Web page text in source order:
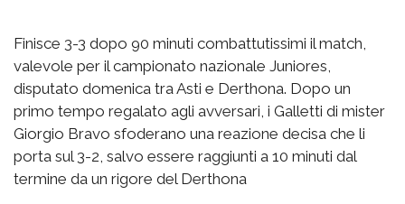
Finisce 3-3 dopo 90 minuti combattutissimi il match,
valevole per il campionato nazionale Juniores,
disputato domenica tra Asti e Derthona. Dopo un
primo tempo regalato agli avversari, i Galletti di mister
Giorgio Bravo sfoderano una reazione decisa che li
porta sul 3-2, salvo essere raggiunti a 10 minuti dal
termine da un rigore del Derthona